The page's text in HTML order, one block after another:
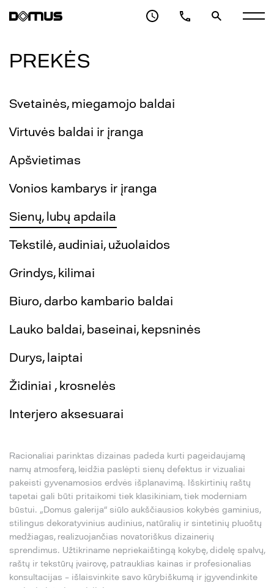
PREKĖS
Svetainės, miegamojo baldai
Virtuvės baldai ir įranga
Apšvietimas
Vonios kambarys ir įranga
Sienų, lubų apdaila
Tekstilė, audiniai, užuolaidos
Grindys, kilimai
Biuro, darbo kambario baldai
Lauko baldai, baseinai, kepsninės
Durys, laiptai
Židiniai , krosnelės
Interjero aksesuarai
Racionaliai parinktas dizainas padeda kurti pageidaujamą
namų atmosferą, leidžia paslėpti sienų defektus ir vizualiai
pakeisti gyvenamosios erdvės išplanavimą. Išskirtinių raštų
tapetai gali būti pritaikomi tiek klasikiniam, tiek moderniam
būstui. „Domus galerija“ siūlo aukščiausios kokybės gaminius,
stilingus dekoratyvinius audinius, natūralių ir sintetinių pluoštų
medžiagas, realizuojančias novatoriškus dizainerių
sprendimus. Užtikriname nepriekaištingą kokybę, didelę spalvų,
raštų ir tekstūrų įvairovę, patrauklias kainas ir profesionalias
konsultacijas – išlaisvinkite savo kūrybiškumą ir įgyvendinkite